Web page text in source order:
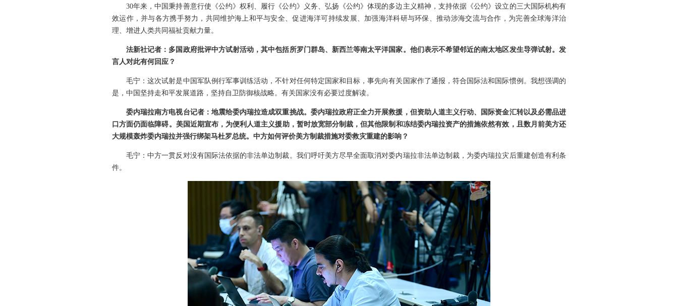
30年来，中国秉持善意行使《公约》权利、履行《公约》义务、弘扬《公约》体现的多边主义精神，支持依据《公约》设立的三大国际机构有
效运作，并与各方携手努力，共同维护海上和平与安全、促进海洋可持续发展、加强海洋科研与环保、推动涉海交流与合作，为完善全球海洋治
理、增进人类共同福祉贡献力量。
法新社记者：多国政府批评中方试射活动，其中包括所罗门群岛、新西兰等南太平洋国家。他们表示不希望邻近的南太地区发生导弹试射。发
言人对此有何回应？
毛宁：这次试射是中国军队例行军事训练活动，不针对任何特定国家和目标，事先向有关国家作了通报，符合国际法和国际惯例。我想强调的
是，中国坚持走和平发展道路，坚持自卫防御核战略。有关国家没有必要过度解读。
委内瑞拉南方电视台记者：地震给委内瑞拉造成双重挑战。委内瑞拉政府正全力开展救援，但资助人道主义行动、国际资金汇转以及必需品进
口方面仍面临障碍。美国近期宣布，为便利人道主义援助，暂时放宽部分制裁，但其他限制和冻结委内瑞拉资产的措施依然有效，且数月前美方还
大规模轰炸委内瑞拉并强行绑架马杜罗总统。中方如何评价美方制裁措施对委救灾重建的影响？
毛宁：中方一贯反对没有国际法依据的非法单边制裁。我们呼吁美方尽早全面取消对委内瑞拉非法单边制裁，为委内瑞拉灾后重建创造有利条
件。